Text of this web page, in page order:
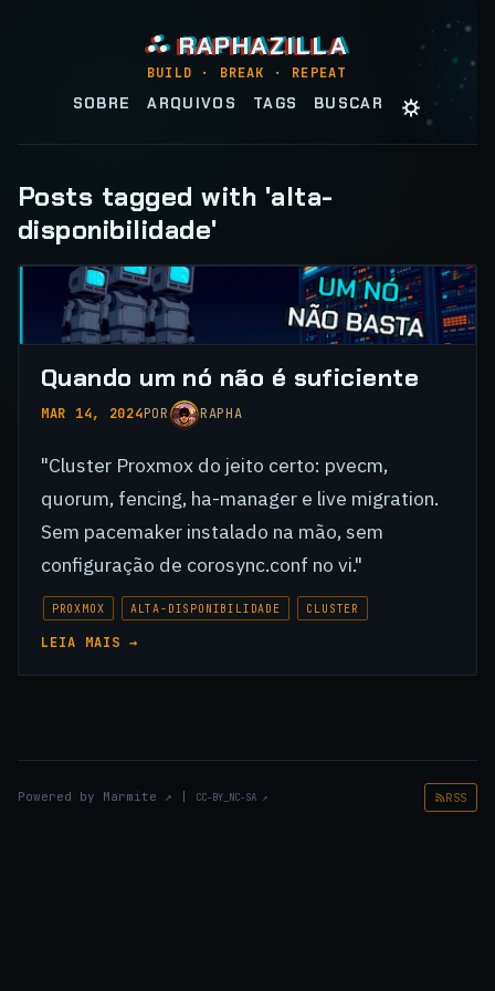
⛬ RAPHAZILLA
BUILD · BREAK · REPEAT
SOBRE ARQUIVOS TAGS BUSCAR ☼
Posts tagged with 'alta-
disponibilidade'
Quando um nó não é suficiente
MAR 14, 2024POR RAPHA
"Cluster Proxmox do jeito certo: pvecm,
quorum, fencing, ha-manager e live migration.
Sem pacemaker instalado na mão, sem
configuração de corosync.conf no vi."
PROXMOX ALTA-DISPONIBILIDADE CLUSTER
LEIA MAIS →
Powered by Marmite ↗ CC-BY_NC-SA ↗ RSS